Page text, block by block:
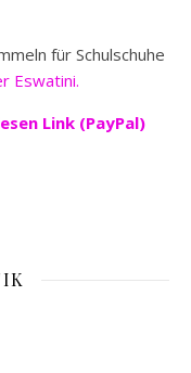
für Schulschuhe
Eswatini.
Link (PayPal)